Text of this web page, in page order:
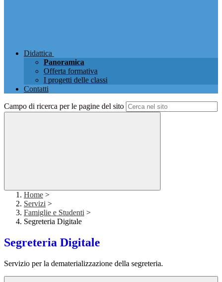
Didattica
Panoramica
Offerta formativa
I progetti delle classi
Contatti
Campo di ricerca per le pagine del sito
Home >
Servizi >
Famiglie e Studenti >
Segreteria Digitale
Segreteria Digitale
Servizio per la dematerializzazione della segreteria.